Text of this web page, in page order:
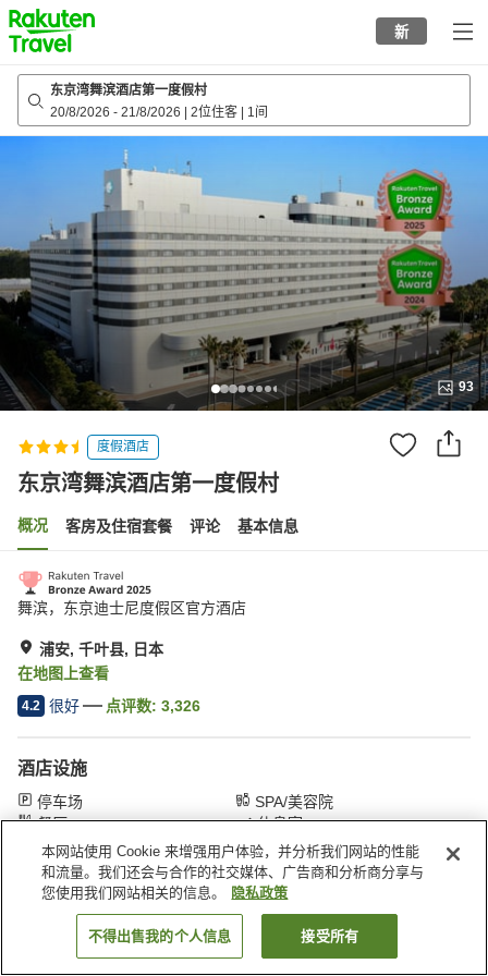
to
top
page
新
东京湾舞滨酒店第一度假村
20/8/2026 - 21/8/2026 2位住客 1间
93
度假酒店
东京湾舞滨酒店第一度假村
概况 客房及住宿套餐 评论 基本信息
舞滨，东京迪士尼度假区官方酒店
浦安, 千叶县, 日本
在地图上查看
4.2 很好 点评数: 3,326
酒店设施
停车场
SPA/美容院
餐厅
休息室
首页 日本 千叶县 浦安 东京湾舞滨酒店第一度假村
搜索客房
本网站使用 Cookie 来增强用户体验，并分析我们网站的性能
和流量。我们还会与合作的社交媒体、广告商和分析商分享与
您使用我们网站相关的信息。
隐私政策
不得出售我的个人信息 接受所有